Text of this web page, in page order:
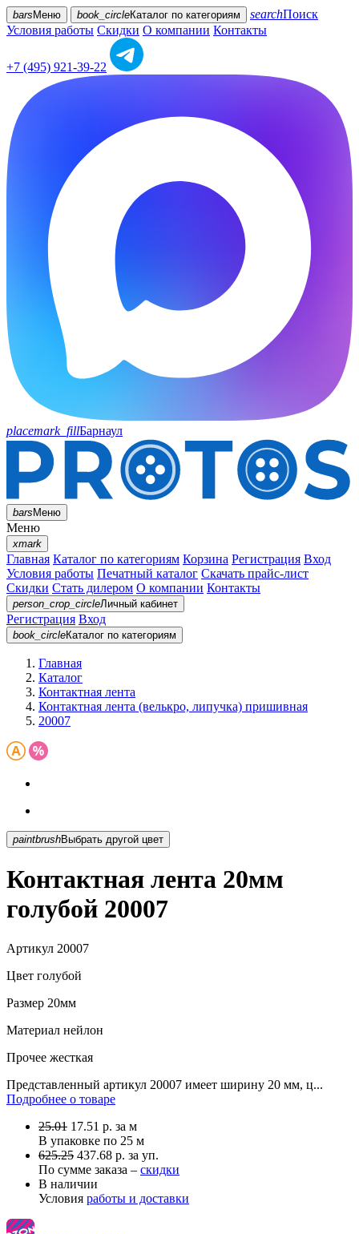
bars Меню book_circleКаталог по категориям searchПоиск
Условия работы Скидки О компании Контакты
+7 (495) 921-39-22
placemark_fillБарнаул
barsМеню
Меню
xmark
Главная Каталог по категориям Корзина Регистрация Вход
Условия работы Печатный каталог Скачать прайс-лист
Скидки Стать дилером О компании Контакты
person_crop_circleЛичный кабинет
Регистрация Вход
book_circleКаталог по категориям
Главная
Каталог
Контактная лента
Контактная лента (велькро, липучка) пришивная
20007
paintbrush Выбрать другой цвет
Контактная лента 20мм
голубой 20007
Артикул 20007
Цвет голубой
Размер 20мм
Материал нейлон
Прочее жесткая
Представленный артикул 20007 имеет ширину 20 мм, ц...
Подробнее о товаре
25.01 17.51 р. за м
В упаковке по 25 м
625.25 437.68 р. за уп.
По сумме заказа – скидки
В наличии
Условия работы и доставки